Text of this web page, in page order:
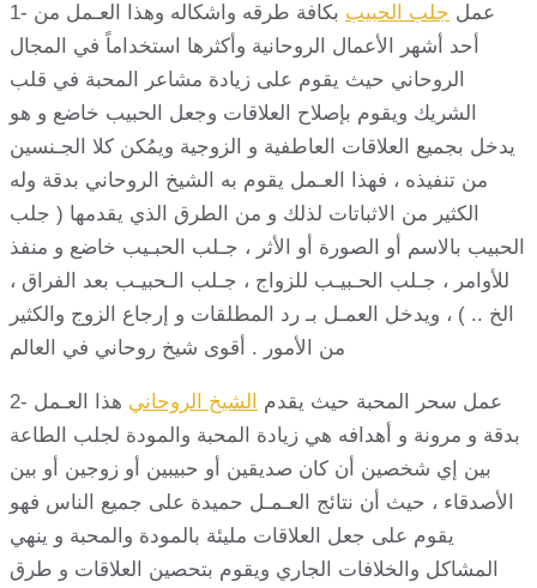
1- عمل جلب الحبيب بكافة طرقه واشكاله وهذا العـمل من
أحد أشهر الأعمال الروحانية وأكثرها استخداماً في المجال
الروحاني حيث يقوم على زيادة مشاعر المحبة في قلب
الشريك ويقوم بإصلاح العلاقات وجعل الحبيب خاضع و هو
يدخل بجميع العلاقات العاطفية و الزوجية ويمُكن كلا الجـنسين
من تنفيذه ، فهذا العـمل يقوم به الشيخ الروحاني بدقة وله
الكثير من الاثباتات لذلك و من الطرق الذي يقدمها ( جلب
الحبيب بالاسم أو الصورة أو الأثر ، جـلب الحبـيب خاضع و منفذ
للأوامر ، جـلب الحـبيـب للزواج ، جـلب الـحبيـب بعد الفراق ،
الخ .. ) ، ويدخل العمـل بـ رد المطلقات و إرجاع الزوج والكثير
من الأمور . أقوى شيخ روحاني في العالم
2- عمل سحر المحبة حيث يقدم الشيخ الروحاني هذا العـمل
بدقة و مرونة و أهدافه هي زيادة المحبة والمودة لجلب الطاعة
بين إي شخصين أن كان صديقين أو حبيبين أو زوجين أو بين
الأصدقاء ، حيث أن نتائج العـمـل حميدة على جميع الناس فهو
يقوم على جعل العلاقات مليئة بالمودة والمحبة و ينهي
المشاكل والخلافات الجاري ويقوم بتحصين العلاقات و طرق